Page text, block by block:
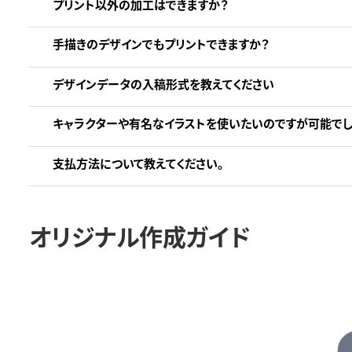
プリント以外の加工はできますか？
手描きのデザインでもプリントできますか？
デザインデータの入稿形式を教えてください
キャラクターや有名なイラストを使いたいのですが可能でし
支払方法について教えてください。
オリジナル作成ガイド